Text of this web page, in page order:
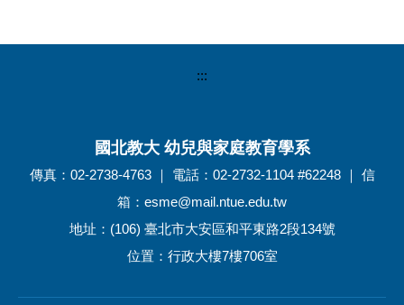
:::
國北教大 幼兒與家庭教育學系
傳真：02-2738-4763 ｜ 電話：02-2732-1104 #62248 ｜ 信
箱：esme@mail.ntue.edu.tw
地址：(106) 臺北市大安區和平東路2段134號
位置：行政大樓7樓706室